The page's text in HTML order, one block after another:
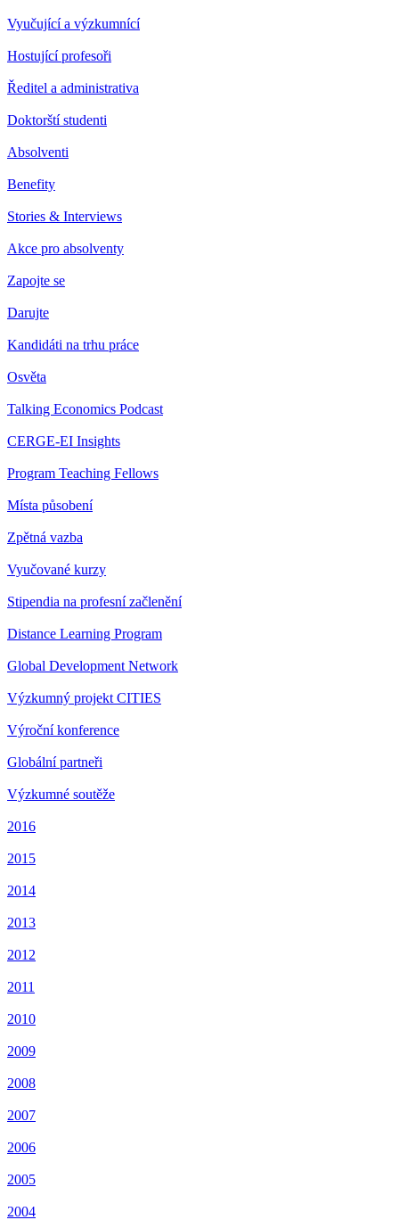
Vyučující a výzkumnící
Hostující profesoři
Ředitel a administrativa
Doktorští studenti
Absolventi
Benefity
Stories & Interviews
Akce pro absolventy
Zapojte se
Darujte
Kandidáti na trhu práce
Osvěta
Talking Economics Podcast
CERGE-EI Insights
Program Teaching Fellows
Místa působení
Zpětná vazba
Vyučované kurzy
Stipendia na profesní začlenění
Distance Learning Program
Global Development Network
Výzkumný projekt CITIES
Výroční konference
Globální partneři
Výzkumné soutěže
2016
2015
2014
2013
2012
2011
2010
2009
2008
2007
2006
2005
2004